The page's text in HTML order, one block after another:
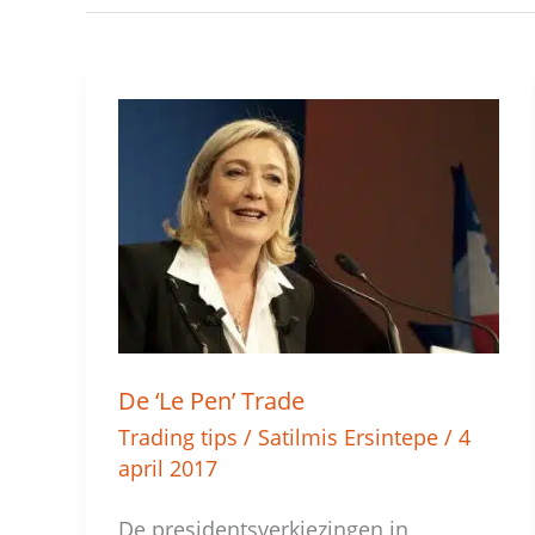
De ‘Le Pen’ Trade
Trading tips / Satilmis Ersintepe / 4
april 2017
De presidentsverkiezingen in
Trade